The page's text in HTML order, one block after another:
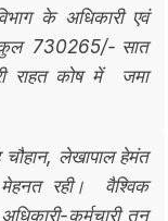
के अधिकारी एवं
कुल 730265/- सात
राहत कोष में जमा
लेखापाल हेमंत
रही। वैश्विक
कर्मचारी तन